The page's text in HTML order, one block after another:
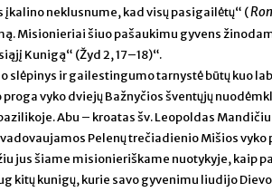
įkalino neklusnume, kad visų pasigailėtų“ (
Misionieriai šiuo pašaukimu gyvens
Kunigą“ (Žyd 2, 17–18)“.
slėpinys ir gailestingumo tarnystė būtų kuo
vyko dviejų Bažnyčios šventųjų
Abu – kroatas šv. Leopoldas
Pelenų trečiadienio Mišios vyko
jus šiame misionieriškame nuotykyje, kaip
kitų kunigų, kurie savo gyvenimu liudijo